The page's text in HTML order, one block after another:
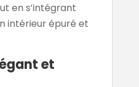
en s’intégrant
intérieur épuré et
et